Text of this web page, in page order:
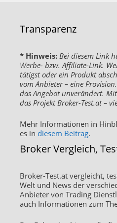
Transparenz
* Hinweis: Bei diesem Link
Werbe- bzw. Affiliate-Link.
tätigst oder ein Produkt
vom Anbieter – eine
das Angebot unverändert.
das Projekt Broker-Test.at –
Mehr Informationen in
es in diesem Beitrag.
Broker Vergleich,
Broker-Test.at vergleicht,
Welt und News der
Anbieter von Trading
auch Informationen zum